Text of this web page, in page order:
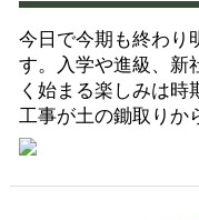
今日で今期も終わり
す。入学や進級、新
く始まる楽しみは
工事が土の鋤取りか